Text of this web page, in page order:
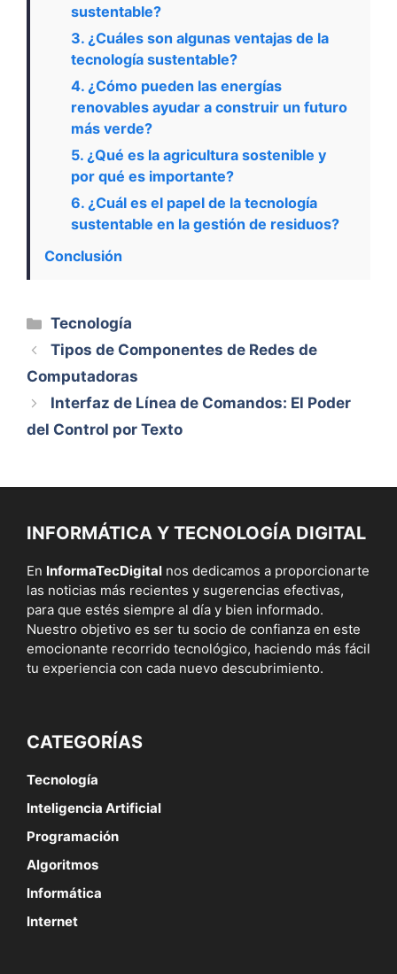
sustentable?
3. ¿Cuáles son algunas ventajas de la
tecnología sustentable?
4. ¿Cómo pueden las energías
renovables ayudar a construir un futuro
más verde?
5. ¿Qué es la agricultura sostenible y
por qué es importante?
6. ¿Cuál es el papel de la tecnología
sustentable en la gestión de residuos?
Conclusión
Categorías
Tecnología
Tipos de Componentes de Redes de
Computadoras
Interfaz de Línea de Comandos: El Poder
del Control por Texto
INFORMÁTICA Y TECNOLOGÍA DIGITAL
En InformaTecDigital nos dedicamos a proporcionarte
las noticias más recientes y sugerencias efectivas,
para que estés siempre al día y bien informado.
Nuestro objetivo es ser tu socio de confianza en este
emocionante recorrido tecnológico, haciendo más fácil
tu experiencia con cada nuevo descubrimiento.
CATEGORÍAS
Tecnología
Inteligencia Artificial
Programación
Algoritmos
Informática
Internet